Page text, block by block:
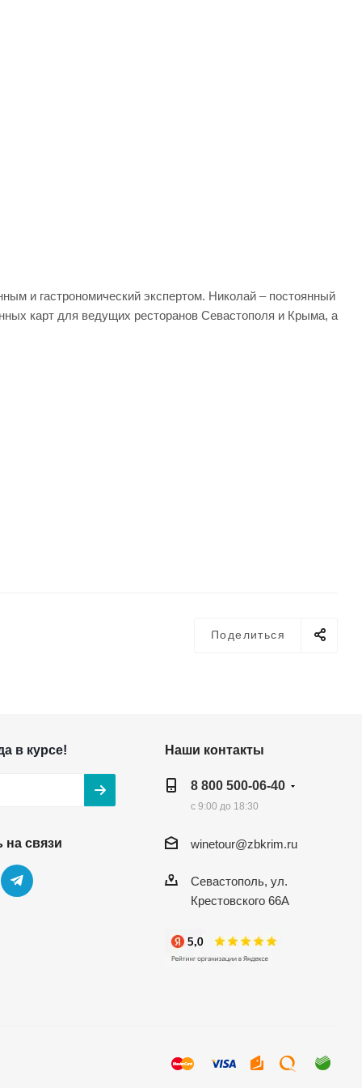
и гастрономический экспертом. Николай – постоянный
карт для ведущих ресторанов Севастополя и Крыма, а
Поделиться
в курсе!
на связи
Наши контакты
8 800 500-06-40
с 9:00 до 18:30
winetour@zbkrim.ru
Севастополь, ул.
Крестовского 66А